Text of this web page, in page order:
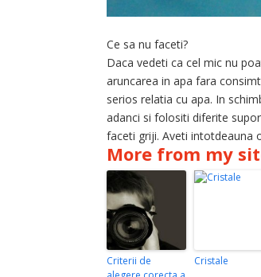
Ce sa nu faceti?
Daca vedeti ca cel mic nu
aruncarea in apa fara
serios relatia cu apa. In
adanci si folositi diferite
faceti griji. Aveti intotdeauna
More from my
Criterii de
Cristale